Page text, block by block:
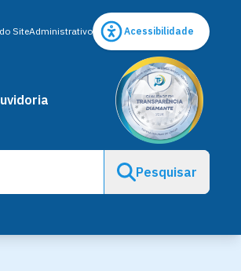
SiteAdministrativo Acessibilidade
Pesquisar